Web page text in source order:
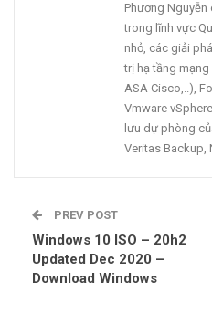
Phương Nguyễn
trong lĩnh vực
nhỏ, các giải
trị hạ tầng mạng
ASA Cisco,..),
Vmware
lưu dự phòng
Veritas Backup,
PREV POST
Windows 10 ISO – 20h2
Updated Dec 2020 –
Download Windows